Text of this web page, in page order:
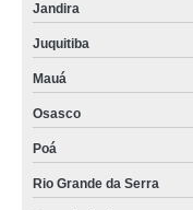
Jandira
Juquitiba
Mauá
Osasco
Poá
Rio Grande da Serra